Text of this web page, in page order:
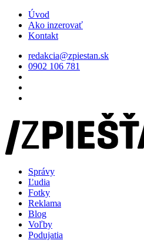
Úvod
Ako inzerovať
Kontakt
redakcia@zpiestan.sk
0902 106 781
Správy
Ľudia
Fotky
Reklama
Blog
Voľby
Podujatia